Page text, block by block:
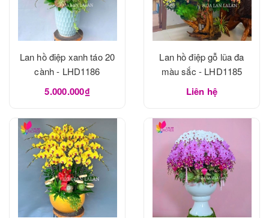
Lan hồ điệp xanh táo 20
cành - LHD1186
5.000.000₫
Lan hồ điệp gỗ lũa đa
màu sắc - LHD1185
Liên hệ